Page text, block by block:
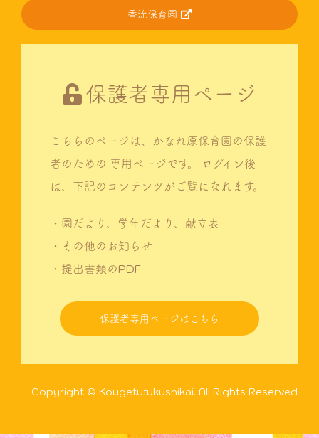
香流保育園
保護者専用ページ
こちらのページは、かなれ原保育園の保護
者のための 専用ページです。
ログイン後
は、下記のコンテンツがご覧になれます。
・園だより、学年だより、献立表
・その他のお知らせ
・提出書類のPDF
保護者専用ページはこちら
Copyright © Kougetufukushikai. All Rights Reserved